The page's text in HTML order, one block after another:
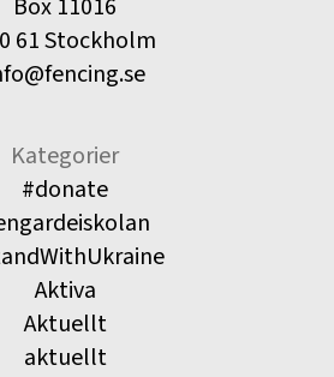
Box 11016
61 Stockholm
Kategorier
#donate
Aktiva
Aktuellt
aktuellt